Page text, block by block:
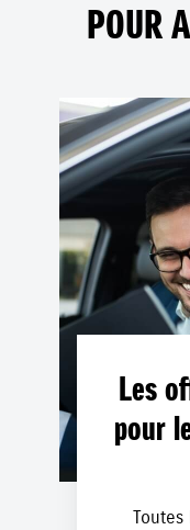
POUR
Les
pour